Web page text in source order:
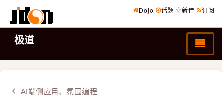
Dojo 话题 新佳 订阅
极道
AI端侧应用、氛围编程